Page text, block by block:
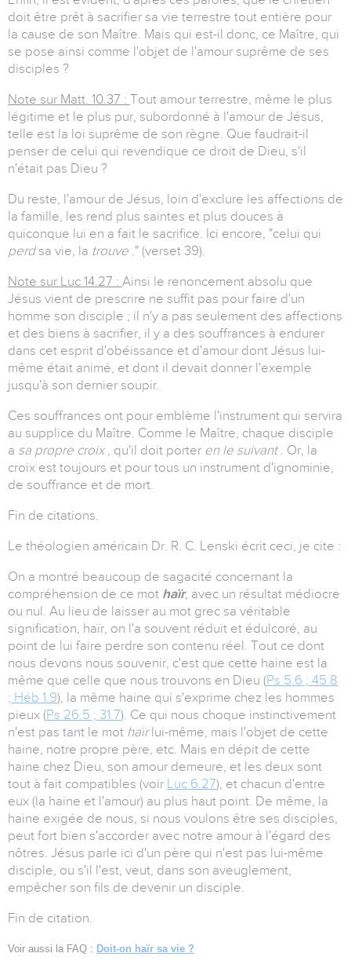
doit être prêt à sacrifier sa vie terrestre tout entière pour
la cause de son Maître. Mais qui est-il donc, ce Maître, qui
se pose ainsi comme l'objet de l'amour suprême de ses
disciples ?
Note sur Matt. 10.37 : Tout amour terrestre, même le plus
légitime et le plus pur, subordonné à l'amour de Jésus,
telle est la loi suprême de son règne. Que faudrait-il
penser de celui qui revendique ce droit de Dieu, s'il
n'était pas Dieu ?
Du reste, l'amour de Jésus, loin d'exclure les affections de
la famille, les rend plus saintes et plus douces à
quiconque lui en a fait le sacrifice. Ici encore, "celui qui
perd sa vie, la trouve ." (verset 39).
Note sur Luc 14.27 : Ainsi le renoncement absolu que
Jésus vient de prescrire ne suffit pas pour faire d'un
homme son disciple ; il n'y a pas seulement des affections
et des biens à sacrifier, il y a des souffrances à endurer
dans cet esprit d'obéissance et d'amour dont Jésus lui-
même était animé, et dont il devait donner l'exemple
jusqu'à son dernier soupir.
Ces souffrances ont pour emblème l'instrument qui servira
au supplice du Maître. Comme le Maître, chaque disciple
a sa propre croix , qu'il doit porter en le suivant . Or, la
croix est toujours et pour tous un instrument d'ignominie,
de souffrance et de mort.
Fin de citations.
Le théologien américain Dr. R. C. Lenski écrit ceci, je cite :
On a montré beaucoup de sagacité concernant la
compréhension de ce mot haïr, avec un résultat médiocre
ou nul. Au lieu de laisser au mot grec sa véritable
signification, haïr, on l'a souvent réduit et édulcoré, au
point de lui faire perdre son contenu réel. Tout ce dont
nous devons nous souvenir, c'est que cette haine est la
même que celle que nous trouvons en Dieu (Ps 5.6 ; 45.8
; Héb 1.9), la même haine qui s'exprime chez les hommes
pieux (Ps 26.5 ; 31.7). Ce qui nous choque instinctivement
n'est pas tant le mot haïrlui-même, mais l'objet de cette
haine, notre propre père, etc. Mais en dépit de cette
haine chez Dieu, son amour demeure, et les deux sont
tout à fait compatibles (voir Luc 6.27), et chacun d'entre
eux (la haine et l'amour) au plus haut point. De même, la
haine exigée de nous, si nous voulons être ses disciples,
peut fort bien s'accorder avec notre amour à l'égard des
nôtres. Jésus parle ici d'un père qui n'est pas lui-même
disciple, ou s'il l'est, veut, dans son aveuglement,
empêcher son fils de devenir un disciple.
Fin de citation.
Voir aussi la FAQ : Doit-on haïr sa vie ?